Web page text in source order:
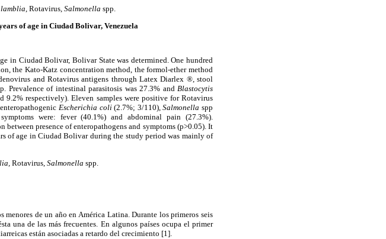
, Rotavirus, Salmonella spp.
of age in Ciudad Bolivar, Venezuela
in Ciudad Bolivar, Bolivar State was determined. One hundred
the Kato-Katz concentration method, the formol-ether method
and Rotavirus antigens through Latex Diarlex ®, stool
Prevalence of intestinal parasitosis was 27.3% and Blastocytis
9.2% respectively). Eleven samples were positive for Rotavirus
Escherichia coli(2.7%; 3/110),Salmonella spp
were: fever (40.1%) and abdominal pain (27.3%).
between presence of enteropathogens and symptoms (p>0.05). It
of age in Ciudad Bolivar during the study period was mainly of
Rotavirus, Salmonella spp.
de un año en América Latina. Durante los primeros seis
una de las más frecuentes. En algunos países ocupa el primer
están asociadas a retardo del crecimiento [1].